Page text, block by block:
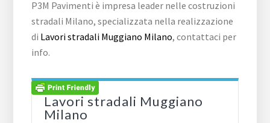
P3M Pavimenti è impresa leader nelle costruzioni
stradali Milano, specializzata nella realizzazione
di Lavori stradali Muggiano Milano, contattaci per
info.
Lavori stradali Muggiano
Milano